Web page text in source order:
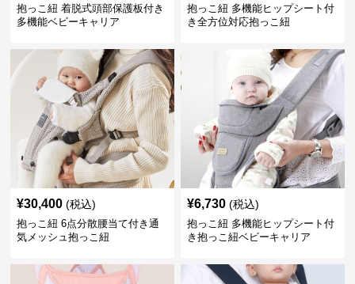
抱っこ紐 着脱式頭部保護板付き
多機能ベビーキャリア
抱っこ紐 多機能ヒップシート付
き全方位対応抱っこ紐
¥30,400 (税込)
抱っこ紐 6点分散腰当て付き通
気メッシュ抱っこ紐
¥6,730 (税込)
抱っこ紐 多機能ヒップシート付
き抱っこ紐ベビーキャリア